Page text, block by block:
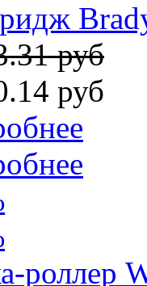
руб
руб
роллер